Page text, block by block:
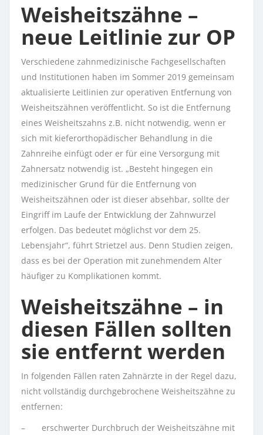
Weisheitszähne –
neue Leitlinie zur OP
Verschiedene zahnmedizinische Fachgesellschaften
und Institutionen haben im Sommer 2019 gemeinsam
aktualisierte Leitlinien zur operativen Entfernung von
Weisheitszähnen veröffentlicht. So ist die Entfernung
eines Weisheitszahns z.B. nicht notwendig, wenn er
sich mit kieferorthopädischer Behandlung in die
Zahnreihe einfügt oder er für eine Versorgung mit
Zahnersatz notwendig ist. „Besteht hingegen ein
medizinischer Grund für die Entfernung von
Weisheitszähnen oder ist dieser absehbar, sollte der
Eingriff im Laufe der Entwicklung der Zahnwurzel
erfolgen. Das bedeutet möglichst vor dem 25.
Lebensjahr“, führt Strietzel aus. Denn Studien zeigen,
dass es bei der Operation mit zunehmendem Alter
häufiger zu Komplikationen kommt.
Weisheitszähne – in
diesen Fällen sollten
sie entfernt werden
In folgenden Fällen raten Zahnärzte in der Regel dazu,
nicht vollständig durchgebrochene Weisheitszähne zu
entfernen:
– erschwerter Durchbruch der Weisheitszähne mit